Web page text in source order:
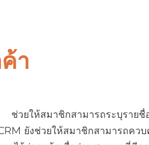
า
วยให้สมาชิกสามารถระบุรายชื่
ยังช่วยให้สมาชิกสามารถคว